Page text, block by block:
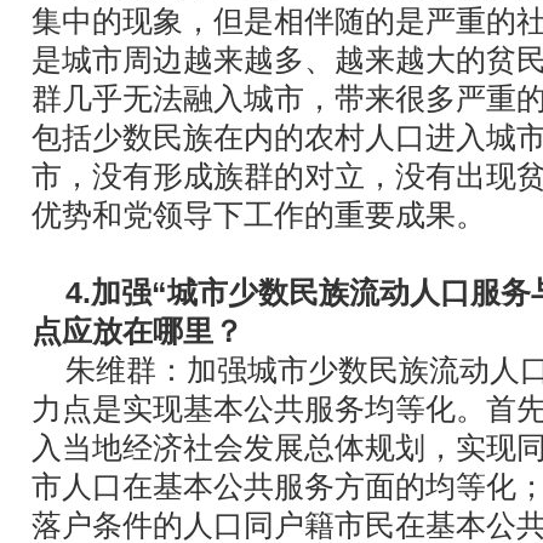
集中的现象，但是相伴随的是严重的
是城市周边越来越多、越来越大的贫
群几乎无法融入城市，带来很多严重
包括少数民族在内的农村人口进入城
市，没有形成族群的对立，没有出现
优势和党领导下工作的重要成果。
4.加强“城市少数民族流动人口服
点应放在哪里？
朱维群：加强城市少数民族流动人
力点是实现基本公共服务均等化。首
入当地经济社会发展总体规划，实现
市人口在基本公共服务方面的均等化
落户条件的人口同户籍市民在基本公